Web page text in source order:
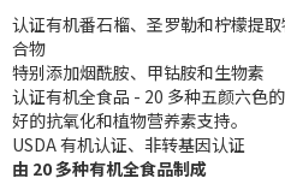
认证有机番石榴、圣罗勒和柠檬提
合物
特别添加烟酰胺、甲钴胺和生物素
认证有机全食品 - 20 多种五颜六色
好的抗氧化和植物营养素支持。
USDA 有机认证、非转基因认证
由 20 多种有机全食品制成